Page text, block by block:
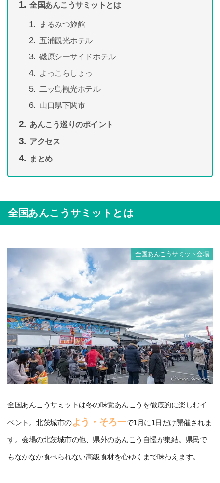
全国あんこうサミットとは
まるみつ旅館
五浦観光ホテル
磯原シーサイドホテル
よっこらしょっ
二ッ島観光ホテル
山口県下関市
あんこう巡りのポイント
アクセス
まとめ
全国あんこうサミットとは
全国あんこうサミット会場
全国あんこうサミットは冬の味覚あんこうを徹底的に楽しむイ
ベント。北茨城市のよう・そろーで1月に1日だけ開催されま
す。会場の北茨城市の他、県外のあんこう自慢が集結。県民で
もなかなか食べられない高級食材を心ゆくまで味わえます。